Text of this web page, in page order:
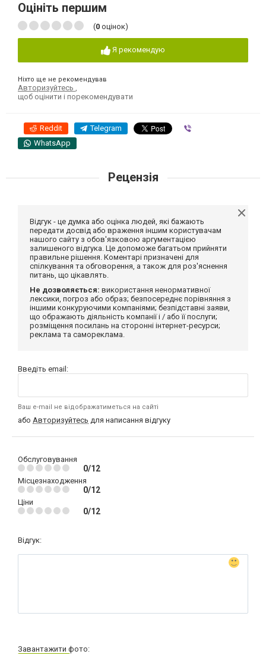
Оцініть першим
(0 оцінок)
Я рекомендую
Ніхто ще не рекомендував
Авторизуйтесь
щоб оцінити і порекомендувати
Reddit Telegram
WhatsApp
Рецензія
Відгук - це думка або оцінка людей, які бажають
передати досвід або враження іншим користувачам
нашого сайту з обов'язковою аргументацією
залишеного відгука. Це допоможе багатьом прийняти
правильне рішення. Коментарі призначені для
спілкування та обговорення, а також для роз'яснення
питань, що цікавлять.
Не дозволяється: використання ненормативної
лексики, погроз або образ; безпосереднє порівняння з
іншими конкуруючими компаніями; безпідставні заяви,
що ображають діяльність компанії і / або її послуги;
розміщення посилань на сторонні інтернет-ресурси;
реклама та самореклама.
Введіть email:
Ваш e-mail не відображатиметься на сайті
або Авторизуйтесь для написання відгуку
Обслуговування
0/12
Місцезнаходження
0/12
Ціни
0/12
Відгук:
Завантажити фото: